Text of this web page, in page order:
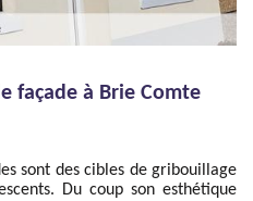
façade à Brie Comte
sont des cibles de gribouillage
Du coup son esthétique